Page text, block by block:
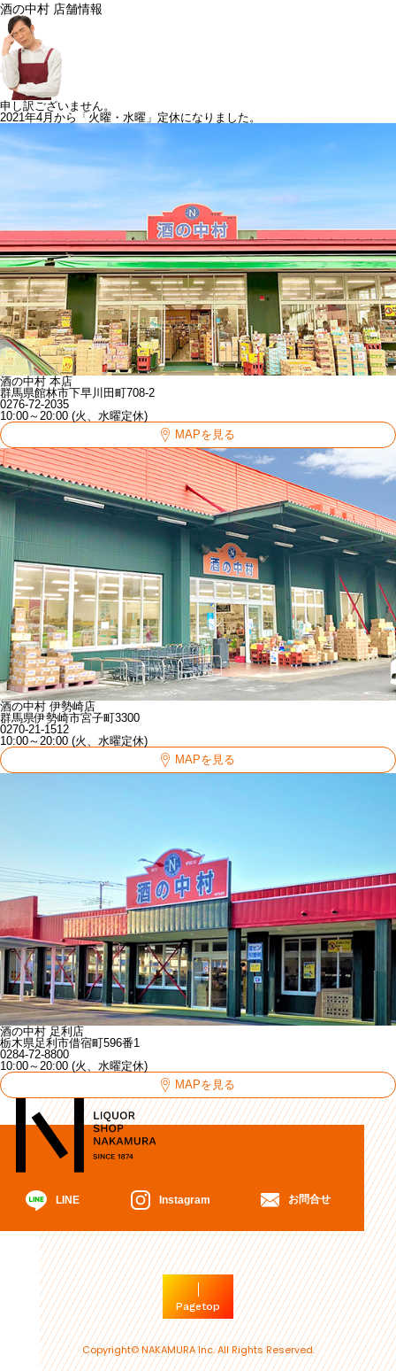
酒の中村 店舗情報
申し訳ございません。
2021年4月から「火曜・水曜」定休になりました。
酒の中村 本店
群馬県館林市下早川田町708-2
0276-72-2035
10:00～20:00 (火、水曜定休)
MAPを見る
酒の中村 伊勢崎店
群馬県伊勢崎市宮子町3300
0270-21-1512
10:00～20:00 (火、水曜定休)
MAPを見る
酒の中村 足利店
栃木県足利市借宿町596番1
0284-72-8800
10:00～20:00 (火、水曜定休)
MAPを見る
LINE Instagram お問合せ
Pagetop
Copyright© NAKAMURA Inc. All Rights Reserved.